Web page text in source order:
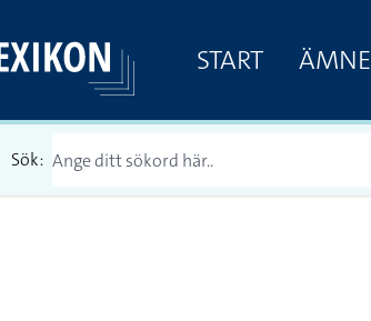
START ÄMNE
Sök: